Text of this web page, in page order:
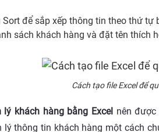
để sắp xếp thông tin theo thứ
sách khách hàng và đặt tên thích
Cách tạo file Excel để
khách hàng bằng Excelnên được
thông tin khách hàng một cách